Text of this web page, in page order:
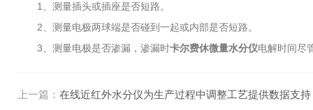
1、测量插头或插座是否短路。
2、测量电极两球端是否碰到一起或内部是否短路。
3、测量电极是否渗漏，渗漏时卡尔费休微量水分仪电解时间尽
上一篇： 在线近红外水分仪为生产过程中调整工艺提供数据支持